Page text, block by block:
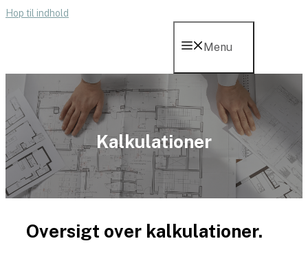
Hop til indhold
Menu
Kalkulationer
Oversigt over kalkulationer.